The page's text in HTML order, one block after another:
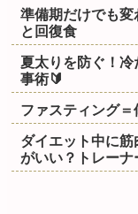
準備期だけでも
と回復食
夏太りを防ぐ！
事術🔰
ファスティング＝
ダイエット中に
がいい？トレー